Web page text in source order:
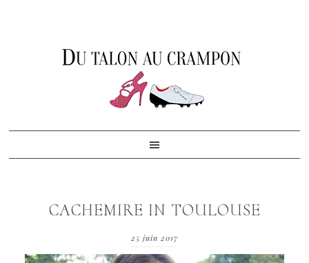
CACHEMIRE IN TOULOUSE
25 juin 2017